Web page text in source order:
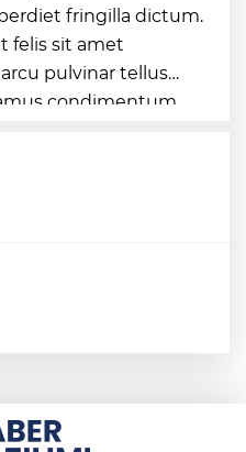
Plajı’nda müzik
fringilla dictum.
felis sit amet
pulvinar tellus
condimentum
sapien. Praese